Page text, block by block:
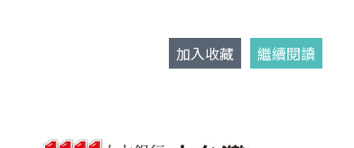
加入收藏 繼續閱讀